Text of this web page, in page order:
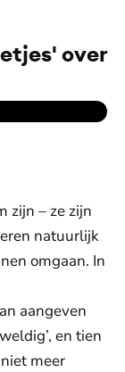
over
zijn – ze zijn
natuurlijk
omgaan. In
aangeven
en tien
meer